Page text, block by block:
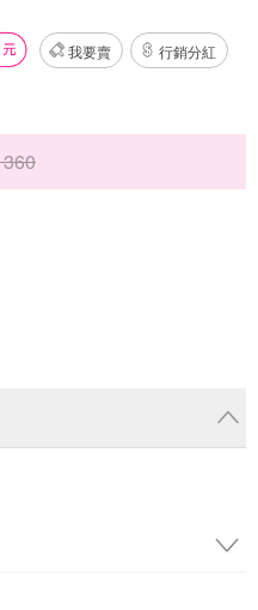
我要賣 行銷分紅
360